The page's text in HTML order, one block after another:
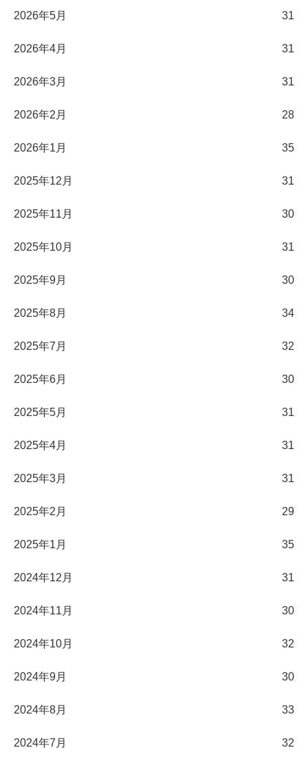
2026年5月 31
2026年4月 31
2026年3月 31
2026年2月 28
2026年1月 35
2025年12月 31
2025年11月 30
2025年10月 31
2025年9月 30
2025年8月 34
2025年7月 32
2025年6月 30
2025年5月 31
2025年4月 31
2025年3月 31
2025年2月 29
2025年1月 35
2024年12月 31
2024年11月 30
2024年10月 32
2024年9月 30
2024年8月 33
2024年7月 32